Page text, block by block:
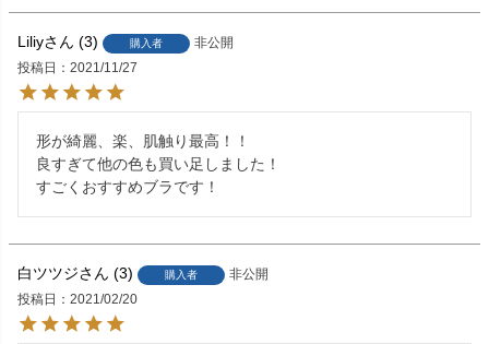
Liliy 3 購入者
非公開
投稿日
2021/11/27
形が綺麗、楽、肌触り最高！！
良すぎて他の色も買い足しました！
すごくおすすめブラです！
白ツツジ 3 購入者
非公開
投稿日
2021/02/20